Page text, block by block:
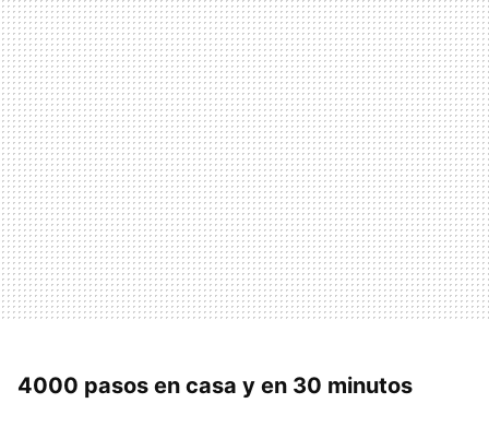
4000 pasos en casa y en 30 minutos